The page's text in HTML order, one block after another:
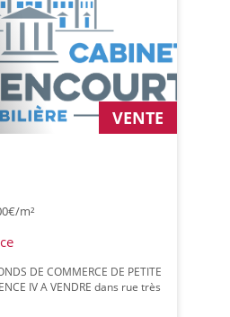
VENTE
m²
DE COMMERCE DE PETITE
IV A VENDRE dans rue très